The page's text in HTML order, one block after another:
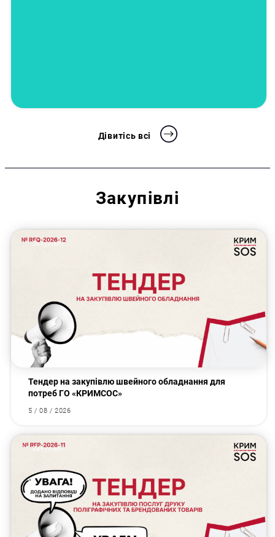
Дівитісь всі
Закупівлі
Закупівлі
Тендер на закупівлю швейного обладнання для
потреб ГО «КРИМСОС»
5 / 08 / 2026
Закупівлі